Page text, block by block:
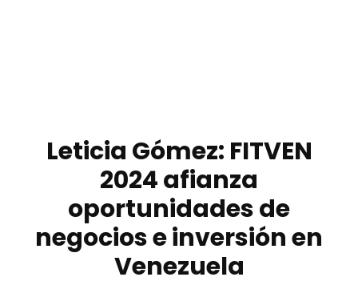
Leticia Gómez: FITVEN
2024 afianza
oportunidades de
negocios e inversión en
Venezuela